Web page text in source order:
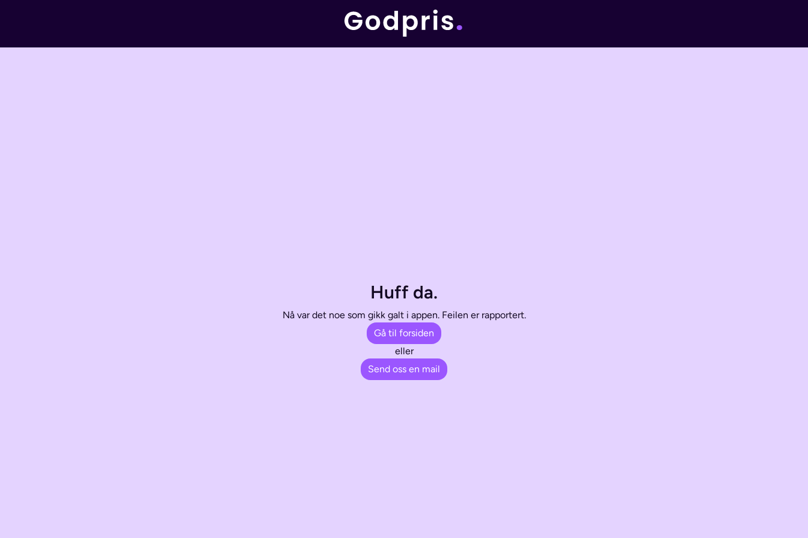
Huff da.
Nå var det noe som gikk galt i appen. Feilen er rapportert.
Gå til forsiden
eller
Send oss en mail